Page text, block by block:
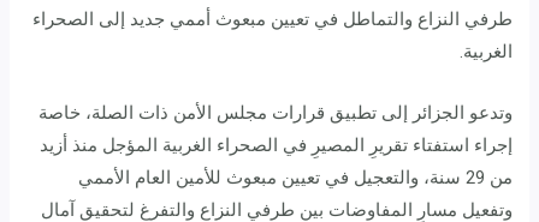
طرفي النزاع والتماطل في تعيين مبعوث أممي جديد إلى الصحراء
الغربية.
وتدعو الجزائر إلى تطبيق قرارات مجلس الأمن ذات الصلة، خاصة
إجراء استفتاء تقريرِ المصيرِ في الصحراء الغربية المؤجل منذ أزيد
من 29 سنة، والتعجيل في تعيين مبعوث للأمين العام الأممي
وتفعيل مسارِ المفاوضات بين طرفي النزاع والتفرغ لتحقيق آمال